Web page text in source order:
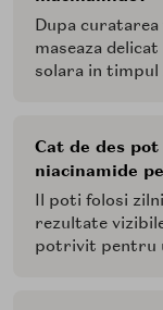
Dupa
maseaza
solara in timpul
Cat de des
niacinamide
Il poti folosi
rezultate
potrivit pentru